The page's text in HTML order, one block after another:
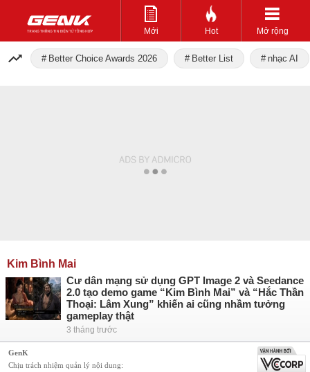
Mới Hot Mở rộng
Better Choice Awards 2026 Better List nhạc AI
Kim Bình Mai
Cư dân mạng sử dụng GPT Image 2 và Seedance
2.0 tạo demo game “Kim Bình Mai” và “Hắc Thần
Thoại: Lâm Xung” khiến ai cũng nhầm tưởng
gameplay thật
3 tháng trước
GenK
Chịu trách nhiệm quản lý nội dung: